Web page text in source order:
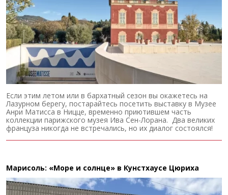
Если этим летом или в бархатный сезон вы окажетесь на
Лазурном берегу, постарайтесь посетить выставку в Музее
Анри Матисса в Ницце, временно приютившем часть
коллекции парижского музея Ива Сен-Лорана. Два великих
француза никогда не встречались, но их диалог состоялся!
Марисоль: «Море и солнце» в Кунстхаусе Цюриха